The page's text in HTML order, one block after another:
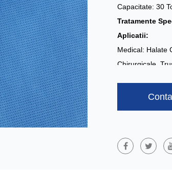
Capacitate: 30
Tratamente
Aplicatii:
Medical: Halate
Chirurgicale,
SSMMS